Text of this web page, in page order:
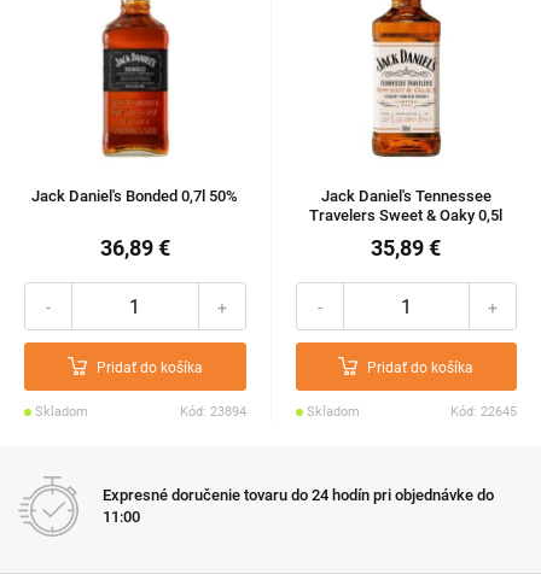
Jack Daniel's Bonded 0,7l 50%
36,89 €
- +
Pridať do košíka
Skladom Kód: 23894
Jack Daniel's Tennessee
Travelers Sweet & Oaky 0,5l
35,89 €
- +
Pridať do košíka
Skladom Kód: 22645
Expresné doručenie tovaru do 24 hodín pri objednávke do
11:00